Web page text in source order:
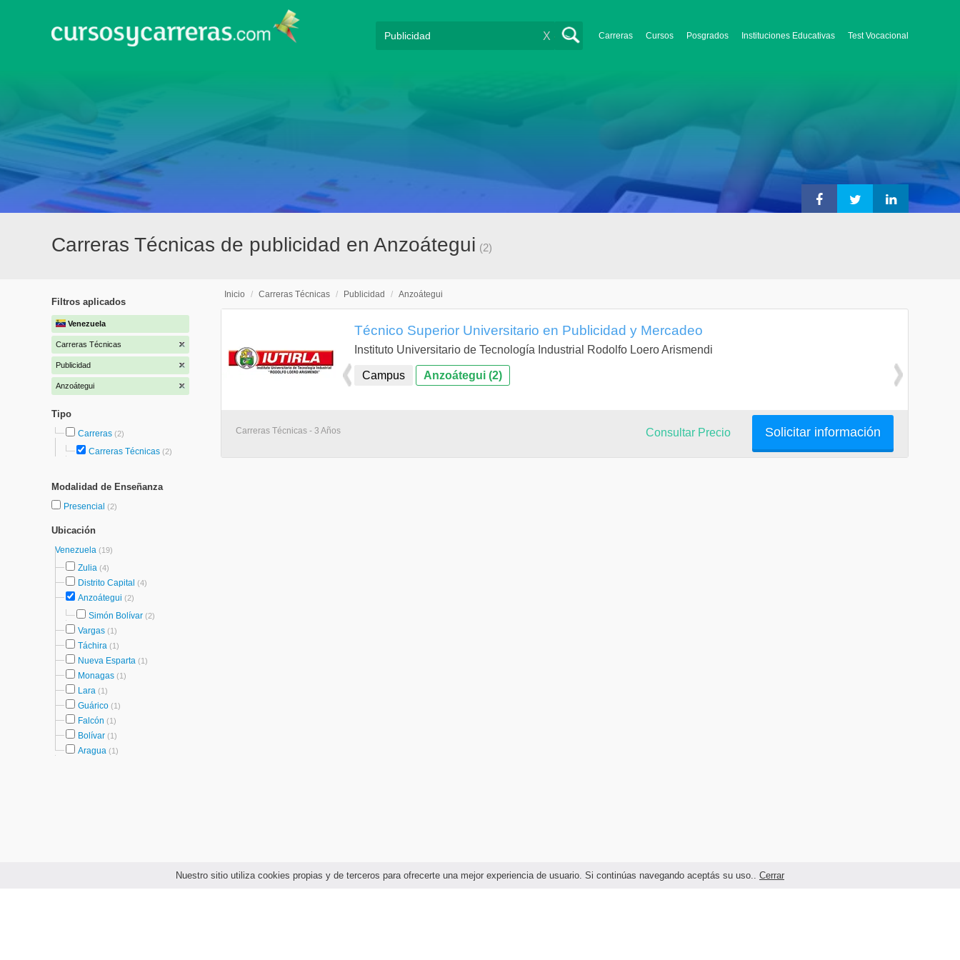
Nuestro sitio utiliza cookies propias y de terceros para ofrecerte una mejor experiencia de usuario. Si continúas navegando aceptás su uso.. Cerrar
Carreras Cursos Posgrados Instituciones Educativas Test Vocacional
X
Carreras Técnicas de publicidad en Anzoátegui (2)
Filtros aplicados
Venezuela
Carreras Técnicas
Publicidad
Anzoátegui
Tipo
Carreras (2)
Carreras Técnicas (2)
Modalidad de Enseñanza
Presencial (2)
Ubicación
Venezuela (19)
Zulia (4)
Distrito Capital (4)
Anzoátegui (2)
Simón Bolívar (2)
Vargas (1)
Táchira (1)
Nueva Esparta (1)
Monagas (1)
Lara (1)
Guárico (1)
Falcón (1)
Bolívar (1)
Aragua (1)
Inicio / Carreras Técnicas / Publicidad / Anzoátegui
Técnico Superior Universitario en Publicidad y Mercadeo
Instituto Universitario de Tecnología Industrial Rodolfo Loero Arismendi
Campus Anzoátegui (2)
Carreras Técnicas - 3 Años Solicitar información
Consultar Precio